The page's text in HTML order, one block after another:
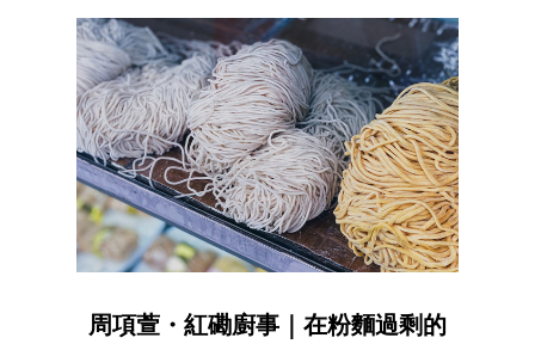
周項萱・紅磡廚事｜在粉麵過剩的